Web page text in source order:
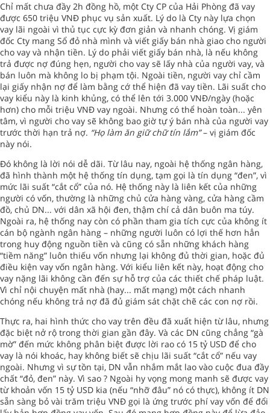
Chỉ mất chưa đầy 2h đồng hồ, một Cty CP của Hải Phòng đã vay
được 650 triệu VNĐ phục vụ sản xuất. Lý do là Cty này lựa chọn
vay lãi ngoài vì thủ tục cực kỳ đơn giản và nhanh chóng. Vị giám
đốc Cty mang Sổ đỏ nhà mình và viết giấy bán nhà giao cho người
cho vay và nhận tiền. Lý do phải viết giấy bán nhà, là nếu không
trả được nợ đúng hẹn, người cho vay sẽ lấy nhà của người vay, và
bán luôn mà không lo bị phạm tội. Ngoài tiền, người vay chỉ cầm
lại giấy nhận nợ để làm bằng cớ thể hiện đã vay tiền. Lãi suất cho
vay kiểu này là kinh khủng, có thể lên tới 3.000 VNĐ/ngày (hoặc
hơn) cho mỗi triệu VNĐ vay ngoài. Nhưng có thể hoàn toàn... yên
tâm, vì người cho vay sẽ không bao giờ tự ý bán nhà của người vay
trước thời hạn trả nợ. “Họ làm ăn giữ chữ tín lắm”– vị giám đốc
này nói.
Đó không là lời nói dễ dãi. Từ lâu nay, ngoài hệ thống ngân hàng,
đã hình thành một hệ thống tín dụng, tạm gọi là tín dụng “đen”, vì
mức lãi suất “cắt cổ” của nó. Hệ thống này là liên kết của những
người có vốn, thường là những chủ cửa hàng vàng, cửa hàng cầm
đồ, chủ DN... với dân xã hội đen, thậm chí cả dân buôn ma túy.
Ngoài ra, hệ thống nay còn có phần tham gia tích cực của không ít
cán bộ ngành ngân hàng – những người luôn có lợi thế hơn hẳn
trong huy động nguồn tiền và cũng có sẵn những khách hàng
“tiềm năng” luôn thiếu vốn nhưng lại không đủ thời gian, hoặc đủ
điều kiện vay vốn ngân hàng. Với kiểu liên kết này, hoạt động cho
vay nặng lãi không cần đến sự hỗ trợ của các thiết chế pháp luật.
Vì chỉ nội chuyện mất nhà (hay... mất mạng) một cách nhanh
chóng nếu không trả nợ đã đủ giám sát chặt chẽ các con nợ rồi.
Thực ra, hai hình thức cho vay trên đều đã xuất hiện từ lâu, nhưng
đặc biệt nở rộ trong thời gian gần đây. Và các DN cũng chẳng “gà
mờ” đến mức không phân biệt được lời rao có 15 tỷ USD để cho
vay là nói khoác, hay không biết sẽ chịu lãi suất “cắt cổ” nếu vay
ngoài. Nhưng vì sự tồn tại, DN vẫn nhắm mắt lao vào cuộc đua đầy
chất “đỏ, đen” này. Vì sao ? Ngoài hy vọng mong manh sẽ được vay
từ khoản vốn 15 tỷ USD kia (nếu “nhỡ đâu” nó có thực), không ít DN
sẵn sàng bỏ vài trăm triệu VNĐ gọi là ứng trước phí vay vốn để đổi